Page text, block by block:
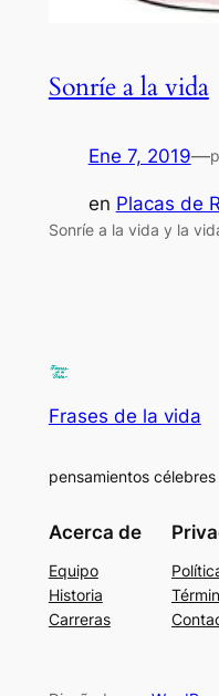
Sonríe a la vida
Ene 7, 2019—
en Placas de
Sonríe a la vida y la
Frases de la vida
pensamientos
Acerca de
Equipo
Historia
Carreras